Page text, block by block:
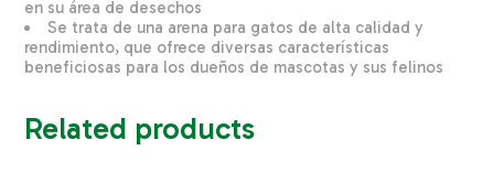
en su área de desechos
Se trata de una arena para gatos de alta calidad y
rendimiento, que ofrece diversas características
beneficiosas para los dueños de mascotas y sus felinos
Related products